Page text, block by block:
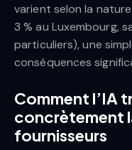
varient selon la
3 % au Luxembourg,
particuliers), une
conséquences
Comment l’IA
concrètement
fournisseurs